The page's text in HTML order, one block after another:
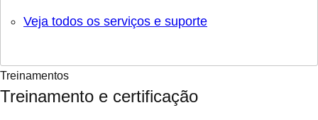
Veja todos os serviços e suporte
Treinamentos
Treinamento e certificação